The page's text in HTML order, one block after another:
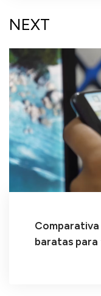
NEXT
baratas para